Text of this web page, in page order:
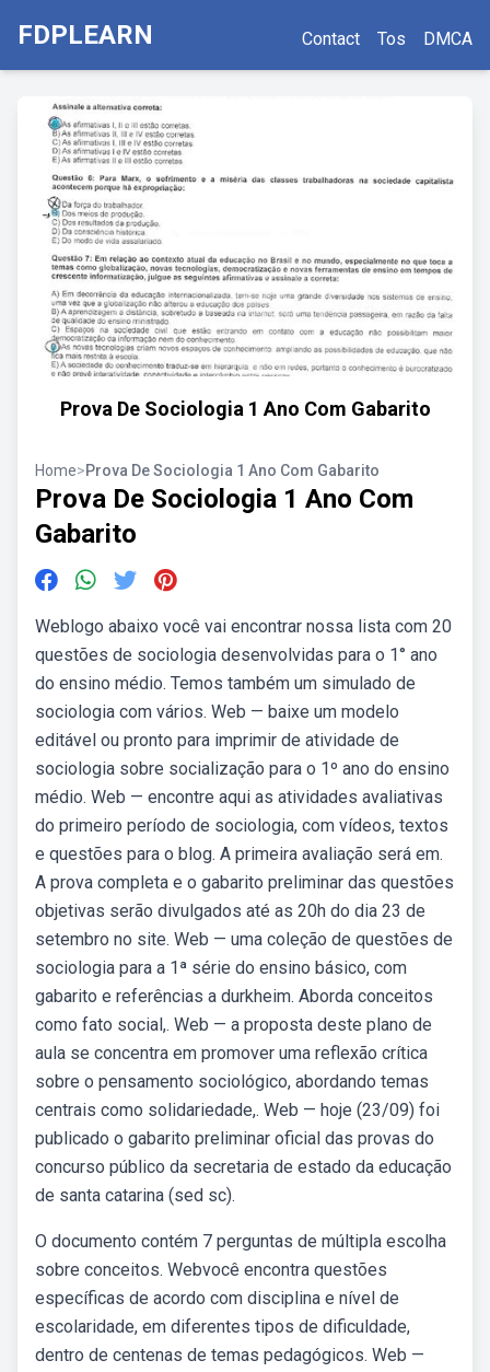
FDPLEARN Contact Tos DMCA
Prova De Sociologia 1 Ano Com Gabarito
Home>Prova De Sociologia 1 Ano Com Gabarito
Prova De Sociologia 1 Ano Com
Gabarito
Weblogo abaixo você vai encontrar nossa lista com 20
questões de sociologia desenvolvidas para o 1° ano
do ensino médio. Temos também um simulado de
sociologia com vários. Web — baixe um modelo
editável ou pronto para imprimir de atividade de
sociologia sobre socialização para o 1º ano do ensino
médio. Web — encontre aqui as atividades avaliativas
do primeiro período de sociologia, com vídeos, textos
e questões para o blog. A primeira avaliação será em.
A prova completa e o gabarito preliminar das questões
objetivas serão divulgados até as 20h do dia 23 de
setembro no site. Web — uma coleção de questões de
sociologia para a 1ª série do ensino básico, com
gabarito e referências a durkheim. Aborda conceitos
como fato social,. Web — a proposta deste plano de
aula se concentra em promover uma reflexão crítica
sobre o pensamento sociológico, abordando temas
centrais como solidariedade,. Web — hoje (23/09) foi
publicado o gabarito preliminar oficial das provas do
concurso público da secretaria de estado da educação
de santa catarina (sed sc).
O documento contém 7 perguntas de múltipla escolha
sobre conceitos. Webvocê encontra questões
específicas de acordo com disciplina e nível de
escolaridade, em diferentes tipos de dificuldade,
dentro de centenas de temas pedagógicos. Web —